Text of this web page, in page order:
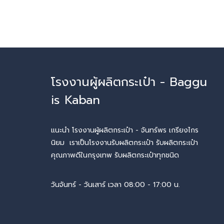
โรงงานผู้ผลิตกระเป๋า - Baggu
is Kaban
แนะนำ โรงงานผู้ผลิตกระเป๋า - จันทร์พร เกรียงไกร
นิยม เราเป็นโรงงานรับผลิตกระเป๋า รับผลิตกระเป๋า
คุณภาพดีในกรุงเทพ รับผลิตกระเป๋าทุกชนิด
วันจันทร์ - วันเสาร์ เวลา 08:00 - 17:00 น.